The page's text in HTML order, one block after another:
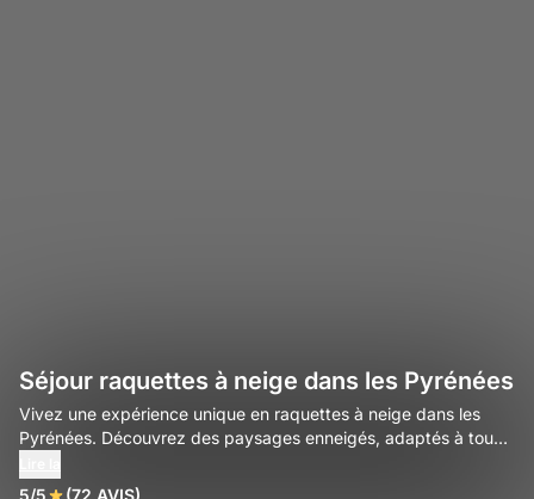
Séjour raquettes à neige dans les Pyrénées
Vivez une expérience unique en raquettes à neige dans les
Pyrénées. Découvrez des paysages enneigés, adaptés à tous